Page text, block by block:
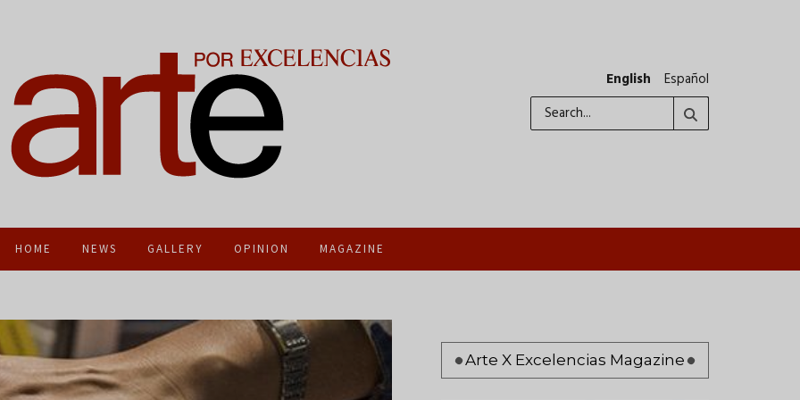
English
Español
HOME NEWS GALLERY OPINION MAGAZINE
Arte X Excelencias Magazine
Pagination